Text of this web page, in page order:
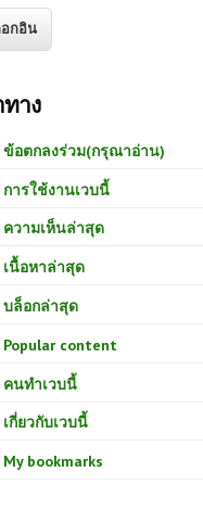
าง
ข้อตกลงร่วม(กรุณาอ่าน)
การใช้งานเวบนี้
ความเห็นล่าสุด
เนื้อหาล่าสุด
บล็อกล่าสุด
Popular content
คนทำเวบนี้
เกี่ยวกับเวบนี้
My bookmarks